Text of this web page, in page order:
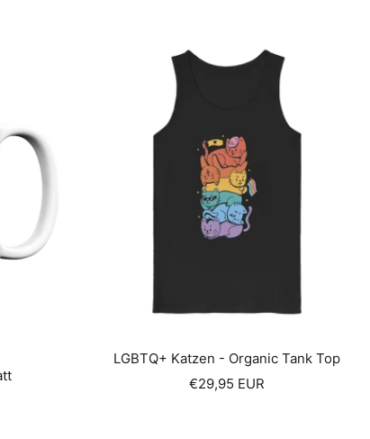
LGBTQ+ Katzen - Organic Tank Top
Sale
€29,95 EUR